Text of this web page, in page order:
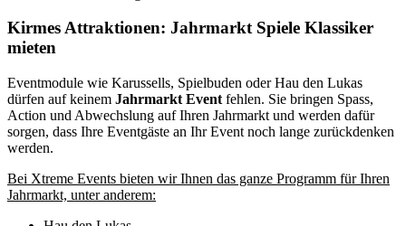
Kirmes Attraktionen: Jahrmarkt Spiele Klassiker
mieten
Eventmodule wie Karussells, Spielbuden oder Hau den Lukas
dürfen auf keinem Jahrmarkt Event fehlen. Sie bringen Spass,
Action und Abwechslung auf Ihren Jahrmarkt und werden dafür
sorgen, dass Ihre Eventgäste an Ihr Event noch lange zurückdenken
werden.
Bei Xtreme Events bieten wir Ihnen das ganze Programm für Ihren
Jahrmarkt, unter anderem: